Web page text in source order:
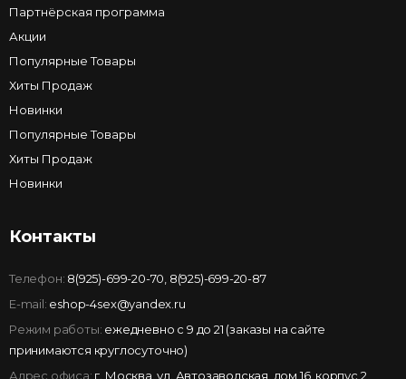
Партнёрская программа
Акции
Популярные Товары
Хиты Продаж
Новинки
Популярные Товары
Хиты Продаж
Новинки
Контакты
Телефон: 8(925)-699-20-70 8(925)-699-20-87
E-mail: eshop-4sex@yandex.ru
Режим работы: ежедневно с 9 до 21 (заказы на сайте
принимаются круглосуточно)
Адрес офиса: г. Москва, ул. Автозаводская, дом 16, корпус 2,